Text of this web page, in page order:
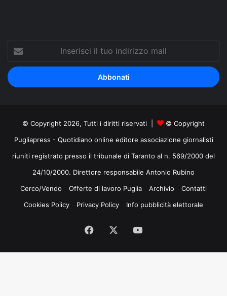
Inserisci
tuo
indirizzo
mail
© Copyright 2026, Tutti i diritti riservati |
© Copyright
Pugliapress - Quotidiano online editore associazione giornalisti
riuniti registrato presso il tribunale di Taranto al n. 569/2000 del
24/10/2000. Direttore responsabile Antonio Rubino
Cerco/Vendo
Offerte di lavoro Puglia Archivio
Contatti
Cookies Policy
Privacy Policy Info pubblicità elettorale
Facebook
Tube